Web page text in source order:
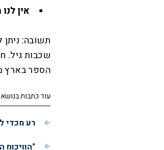
אין
תשובה:
שכבות גיל.
הספר בארץ
עוד כתבות בנושא
רע מכדי